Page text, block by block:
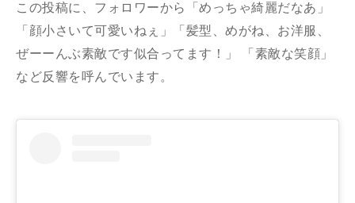
この投稿に、フォロワーから「めっちゃ綺麗だなあ」
「顔小さいて可愛いねぇ」「髪型、めがね、お洋服、
ぜーーんぶ素敵です似合ってます！」 「素敵な笑顔」
など反響を呼んでいます。